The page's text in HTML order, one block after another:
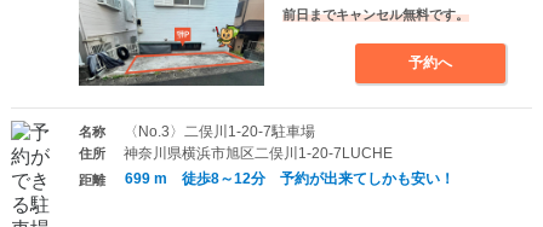
前日までキャンセル無料です。
予約へ
名称 〈No.3〉二俣川1-20-7駐車場
住所 神奈川県横浜市旭区二俣川1-20-7LUCHE
距離 699 m 徒歩8～12分 予約が出来てしかも安い！